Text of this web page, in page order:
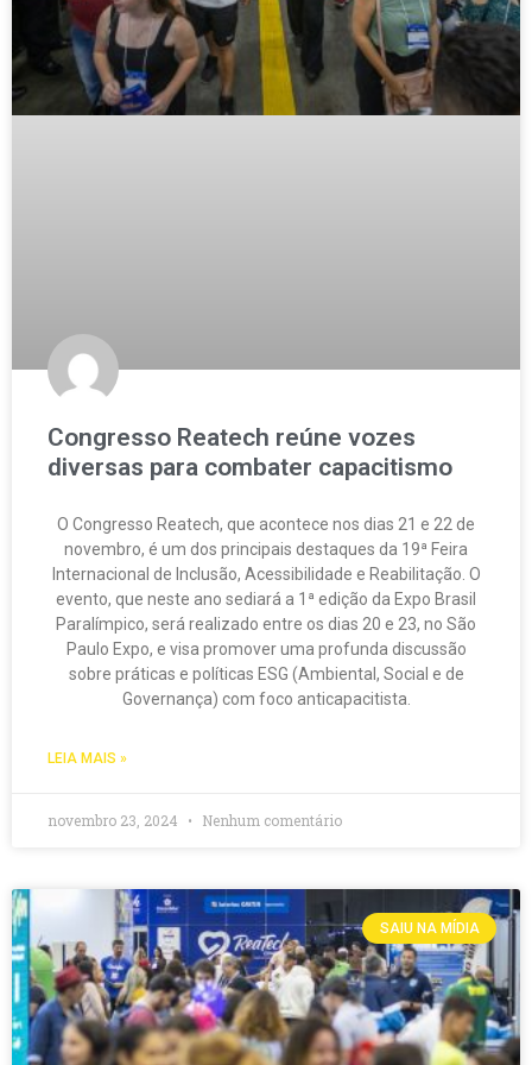
Congresso Reatech reúne vozes
diversas para combater capacitismo
O Congresso Reatech, que acontece nos dias 21 e 22 de
novembro, é um dos principais destaques da 19ª Feira
Internacional de Inclusão, Acessibilidade e Reabilitação. O
evento, que neste ano sediará a 1ª edição da Expo Brasil
Paralímpico, será realizado entre os dias 20 e 23, no São
Paulo Expo, e visa promover uma profunda discussão
sobre práticas e políticas ESG (Ambiental, Social e de
Governança) com foco anticapacitista.
LEIA MAIS »
novembro 23, 2024 Nenhum comentário
SAIU NA MÍDIA